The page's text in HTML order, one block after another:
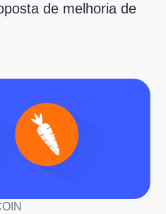
de melhoria de